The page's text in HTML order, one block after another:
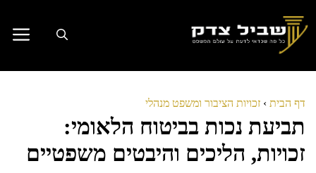
לתוכן
דף הבית › זכויות הציבור ומשפט מנהלי
תביעת נכות בביטוח הלאומי:
זכויות, הליכים והיבטים משפטיים